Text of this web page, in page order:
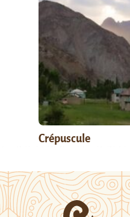
Crépuscule